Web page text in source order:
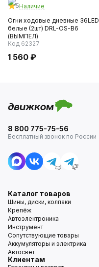
5Наличие
Огни ходовые дневные 36LED
белые (2шт) DRL-OS-B6
(ВЫМПЕЛ)
Код 62327
1 560 ₽
8 800 775-75-56
Бесплатный звонок по России
Каталог товаров
Шины, диски, колпаки
Крепёж
Автоэлектроника
Инструмент
Сопутствующие товары
Аккумуляторы и электрика
Автосвет
Клиентам